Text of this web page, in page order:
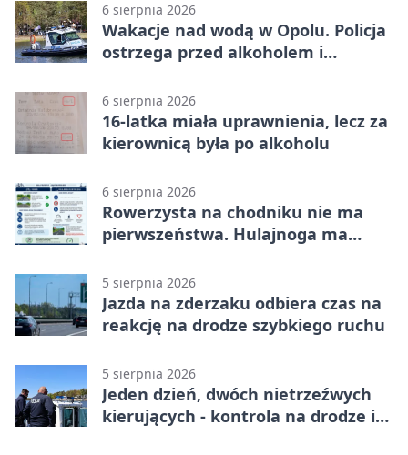
6 sierpnia 2026
Wakacje nad wodą w Opolu. Policja
ostrzega przed alkoholem i
6 sierpnia 2026
16-latka miała uprawnienia, lecz za
kierownicą była po alkoholu
6 sierpnia 2026
Rowerzysta na chodniku nie ma
pierwszeństwa. Hulajnoga ma
5 sierpnia 2026
Jazda na zderzaku odbiera czas na
reakcję na drodze szybkiego ruchu
5 sierpnia 2026
Jeden dzień, dwóch nietrzeźwych
kierujących - kontrola na drodze i